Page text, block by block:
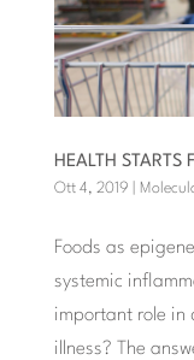
HEALTH STARTS
Ott 4, 2019
Foods as
systemic
important role in
illness? The